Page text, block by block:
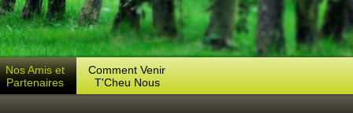
Nos Amis et
Partenaires
Comment Venir
T'Cheu Nous